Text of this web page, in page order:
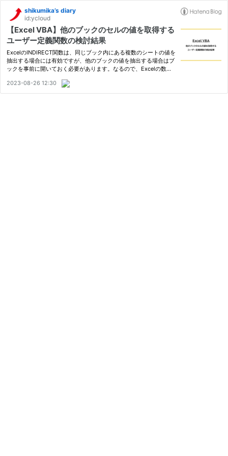
shikumika’s diary
id:ycloud
【Excel VBA】他のブックのセルの値を取得する
ユーザー定義関数の検討結果
ExcelのINDIRECT関数は、同じブック内にある複数のシートの値を
抽出する場合には有効ですが、他のブックの値を抽出する場合はブ
ックを事前に開いておく必要があります。なるので、Excelの数式
忘録。
2023-08-26 12:30